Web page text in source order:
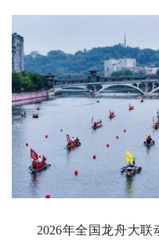
2026年全国龙舟大